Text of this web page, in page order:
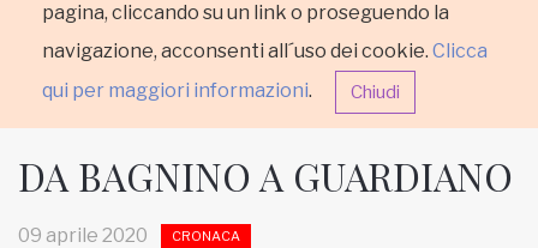
pagina, cliccando su un link o proseguendo la
navigazione, acconsenti all´uso dei cookie. Clicca
qui per maggiori informazioni. Chiudi
DA BAGNINO A GUARDIANO
09 aprile 2020 CRONACA